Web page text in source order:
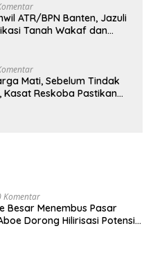
ATR/BPN Banten, Jazuli
Tanah Wakaf dan
Mati, Sebelum Tindak
Reskoba Pastikan
Komentar
Besar Menembus Pasar
Dorong Hilirisasi Potensi